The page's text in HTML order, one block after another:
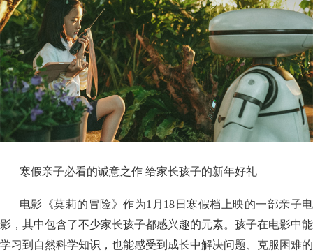
寒假亲子必看的诚意之作 给家长孩子的新年好礼
电影《莫莉的冒险》作为1月18日寒假档上映的一部亲子电
影，其中包含了不少家长孩子都感兴趣的元素。孩子在电影中能
学习到自然科学知识，也能感受到成长中解决问题、克服困难的